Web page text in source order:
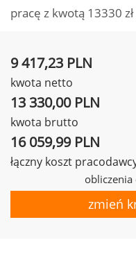
pracę z kwotą 13330
9 417,23 PLN
kwota netto
13 330,00 PLN
kwota brutto
16 059,99 PLN
łączny koszt
zmień